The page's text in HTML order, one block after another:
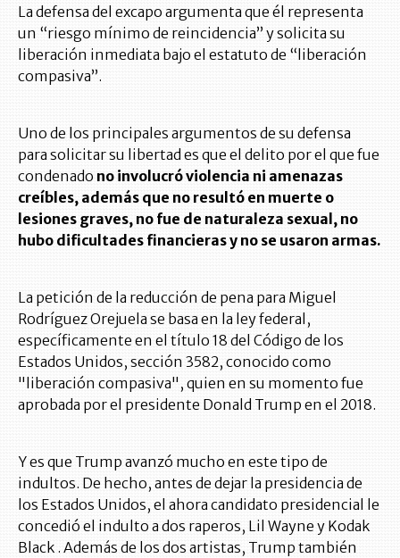
La defensa del excapo argumenta que él representa
un “riesgo mínimo de reincidencia” y solicita su
liberación inmediata bajo el estatuto de “liberación
compasiva”.
Uno de los principales argumentos de su defensa
para solicitar su libertad es que el delito por el que fue
condenado no involucró violencia ni amenazas
creíbles, además que no resultó en muerte o
lesiones graves, no fue de naturaleza sexual, no
hubo dificultades financieras y no se usaron armas.
La petición de la reducción de pena para Miguel
Rodríguez Orejuela se basa en la ley federal,
específicamente en el título 18 del Código de los
Estados Unidos, sección 3582, conocido como
"liberación compasiva", quien en su momento fue
aprobada por el presidente Donald Trump en el 2018.
Y es que Trump avanzó mucho en este tipo de
indultos. De hecho, antes de dejar la presidencia de
los Estados Unidos, el ahora candidato presidencial le
concedió el indulto a dos raperos, Lil Wayne y Kodak
Black . Además de los dos artistas, Trump también